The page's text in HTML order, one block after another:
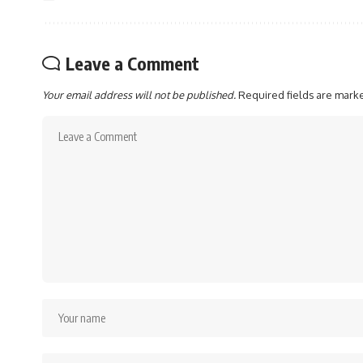
Leave a Comment
Your email address will not be published.Required fields are